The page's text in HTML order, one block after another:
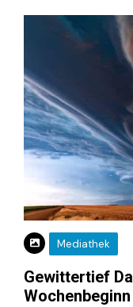
Mediathek
Gewittertief
Wochenbeginn